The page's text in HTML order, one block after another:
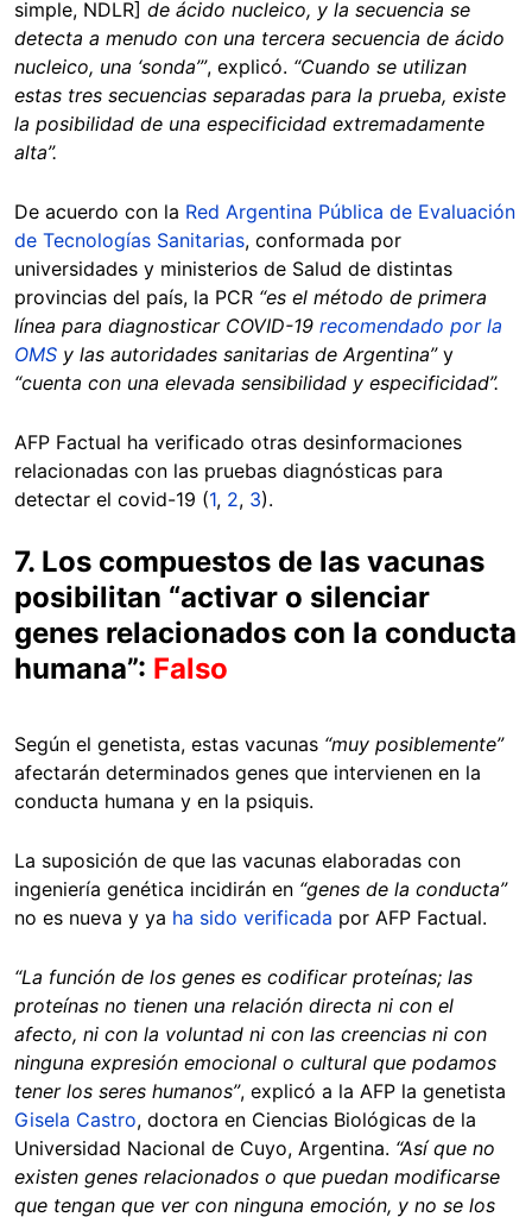
simple, NDLR] de ácido nucleico, y la secuencia se
detecta a menudo con una tercera secuencia de ácido
nucleico, una ‘sonda’”, explicó. “Cuando se utilizan
estas tres secuencias separadas para la prueba, existe
la posibilidad de una especificidad extremadamente
alta”.
De acuerdo con la Red Argentina Pública de Evaluación
de Tecnologías Sanitarias, conformada por
universidades y ministerios de Salud de distintas
provincias del país, la PCR “es el método de primera
línea para diagnosticar COVID-19 recomendado por la
OMS y las autoridades sanitarias de Argentina” y
“cuenta con una elevada sensibilidad y especificidad”.
AFP Factual ha verificado otras desinformaciones
relacionadas con las pruebas diagnósticas para
detectar el covid-19 (1, 2, 3).
7. Los compuestos de las vacunas
posibilitan “activar o silenciar
genes relacionados con la conducta
humana”: Falso
Según el genetista, estas vacunas “muy posiblemente”
afectarán determinados genes que intervienen en la
conducta humana y en la psiquis.
La suposición de que las vacunas elaboradas con
ingeniería genética incidirán en “genes de la conducta”
no es nueva y ya ha sido verificada por AFP Factual.
“La función de los genes es codificar proteínas; las
proteínas no tienen una relación directa ni con el
afecto, ni con la voluntad ni con las creencias ni con
ninguna expresión emocional o cultural que podamos
tener los seres humanos”, explicó a la AFP la genetista
Gisela Castro, doctora en Ciencias Biológicas de la
Universidad Nacional de Cuyo, Argentina. “Así que no
existen genes relacionados o que puedan modificarse
que tengan que ver con ninguna emoción, y no se los